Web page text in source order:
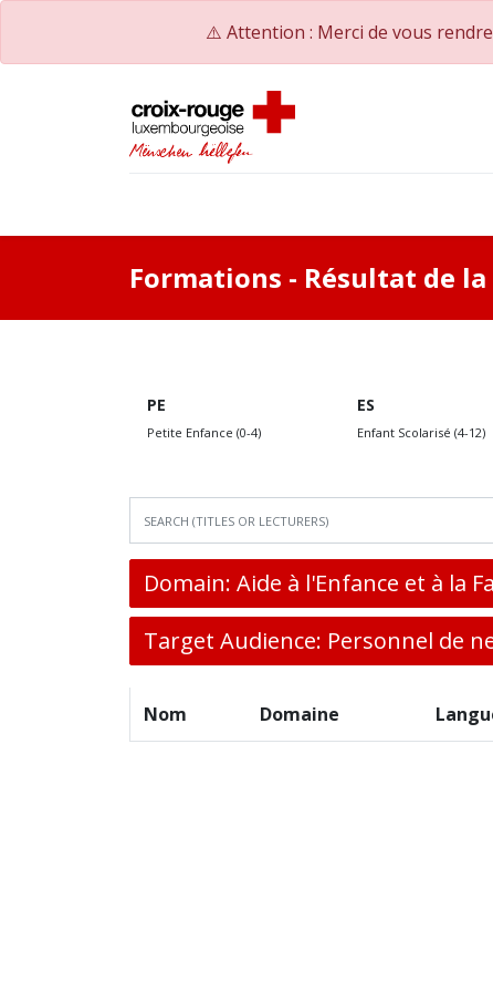
⚠️ Attention : Merci de vous
Formations - Résultat de
PE
Petite Enfance (0-4)
ES
Enfant Scolarisé (4-12)
Domain: Aide à l'Enfance et à la
Target Audience: Personnel de
Nom Domaine